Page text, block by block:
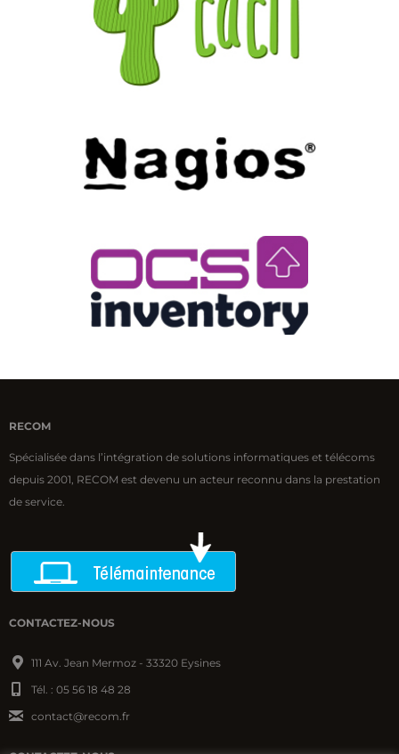
RECOM
Spécialisée dans l’intégration de solutions informatiques et télécoms
depuis 2001, RECOM est devenu un acteur reconnu dans la prestation
de service.
CONTACTEZ-NOUS
111 Av. Jean Mermoz - 33320 Eysines
Tél. : 05 56 18 48 28
contact@recom.fr